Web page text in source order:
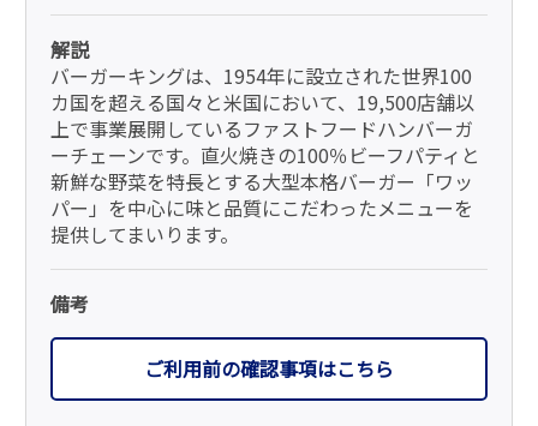
解説
バーガーキングは、1954年に設立された世界100
カ国を超える国々と米国において、19,500店舗以
上で事業展開しているファストフードハンバーガ
ーチェーンです。直火焼きの100％ビーフパティと
新鮮な野菜を特長とする大型本格バーガー「ワッ
パー」を中心に味と品質にこだわったメニューを
提供してまいります。
備考
ご利用前の確認事項はこちら